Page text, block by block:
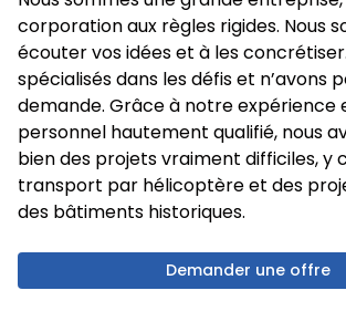
corporation aux règles rigides. Nous
écouter vos idées et à les
spécialisés dans les défis et n’avons
demande. Grâce à notre expérience
personnel hautement qualifié, nous
bien des projets vraiment difficiles, y
transport par hélicoptère et des
des bâtiments historiques.
Demander une offre